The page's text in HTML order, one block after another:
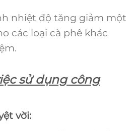
nhiệt độ tăng giảm một
các loại cà phê khác
sử dụng công
vời: